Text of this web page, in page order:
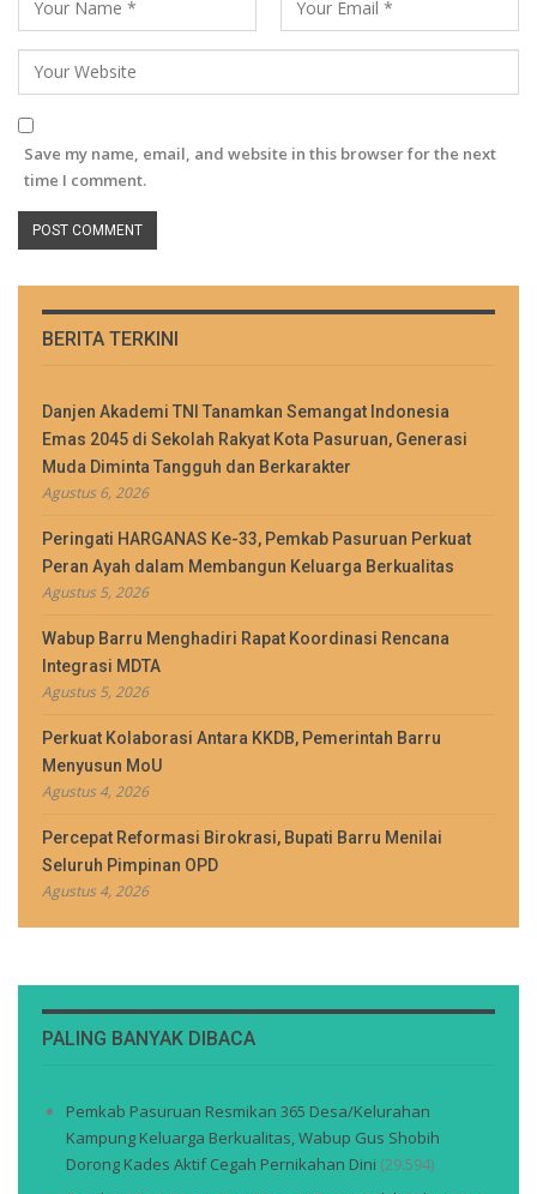
Save my name, email, and website in this browser for the next
time I comment.
BERITA TERKINI
Danjen Akademi TNI Tanamkan Semangat Indonesia
Emas 2045 di Sekolah Rakyat Kota Pasuruan, Generasi
Muda Diminta Tangguh dan Berkarakter
Agustus 6, 2026
Peringati HARGANAS Ke-33, Pemkab Pasuruan Perkuat
Peran Ayah dalam Membangun Keluarga Berkualitas
Agustus 5, 2026
Wabup Barru Menghadiri Rapat Koordinasi Rencana
Integrasi MDTA
Agustus 5, 2026
Perkuat Kolaborasi Antara KKDB, Pemerintah Barru
Menyusun MoU
Agustus 4, 2026
Percepat Reformasi Birokrasi, Bupati Barru Menilai
Seluruh Pimpinan OPD
Agustus 4, 2026
PALING BANYAK DIBACA
Pemkab Pasuruan Resmikan 365 Desa/Kelurahan
Kampung Keluarga Berkualitas, Wabup Gus Shobih
Dorong Kades Aktif Cegah Pernikahan Dini (29.594)